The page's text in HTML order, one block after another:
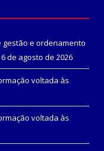
gestão e ordenamento
6 de agosto de 2026
voltada às
voltada às